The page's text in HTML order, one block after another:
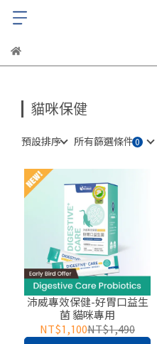
貓咪保健
預設排序 所有篩選條件
沛威專效保健-好胃口益生
菌 貓咪專用
NT$1,100NT$1,490